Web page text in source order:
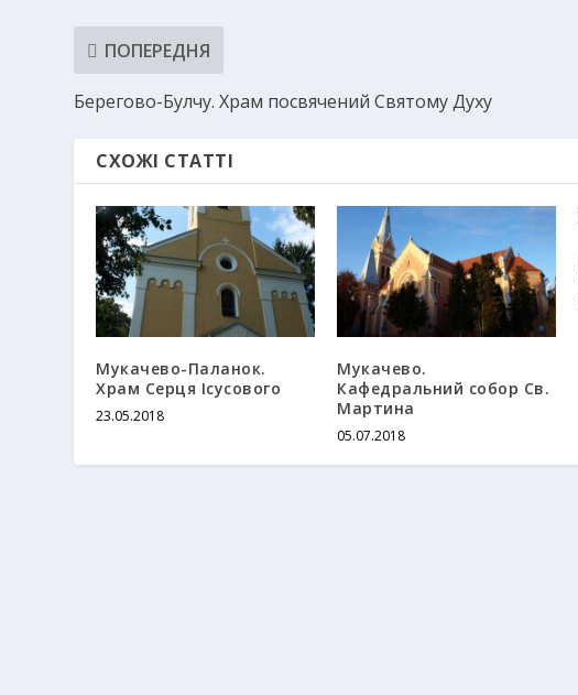
ПОПЕРЕДНЯ
Берегово-Булчу. Храм посвячений Святому Духу
СХОЖІ СТАТТІ
Мукачево-Паланок.
Храм Серця Ісусового
23.05.2018
Мукачево.
Кафедральний собор Св.
Мартина
05.07.2018